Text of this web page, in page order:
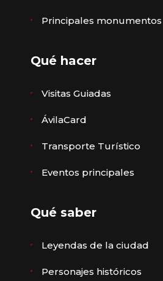
Principales monumentos
Qué hacer
Visitas Guiadas
ÁvilaCard
Transporte Turístico
Eventos principales
Qué saber
Leyendas de la ciudad
Personajes históricos